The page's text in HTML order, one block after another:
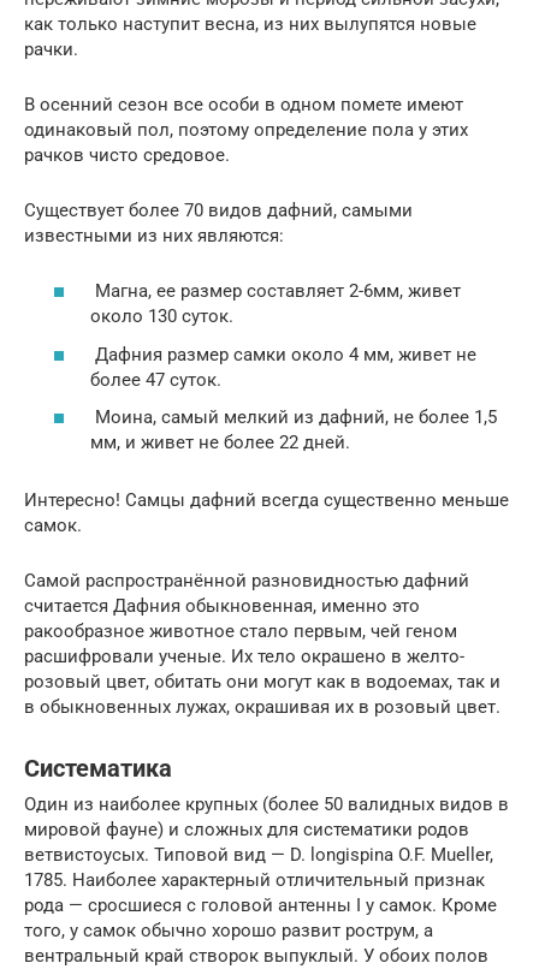
как только наступит весна, из них вылупятся новые
рачки.
В осенний сезон все особи в одном помете имеют
одинаковый пол, поэтому определение пола у этих
рачков чисто средовое.
Существует более 70 видов дафний, самыми
известными из них являются:
Магна, ее размер составляет 2-6мм, живет
около 130 суток.
Дафния размер самки около 4 мм, живет не
более 47 суток.
Моина, самый мелкий из дафний, не более 1,5
мм, и живет не более 22 дней.
Интересно! Самцы дафний всегда существенно меньше
самок.
Самой распространённой разновидностью дафний
считается Дафния обыкновенная, именно это
ракообразное животное стало первым, чей геном
расшифровали ученые. Их тело окрашено в желто-
розовый цвет, обитать они могут как в водоемах, так и
в обыкновенных лужах, окрашивая их в розовый цвет.
Систематика
Один из наиболее крупных (более 50 валидных видов в
мировой фауне) и сложных для систематики родов
ветвистоусых. Типовой вид — D. longispina O.F. Mueller,
1785. Наиболее характерный отличительный признак
рода — сросшиеся с головой антенны I у самок. Кроме
того, у самок обычно хорошо развит рострум, а
вентральный край створок выпуклый. У обоих полов